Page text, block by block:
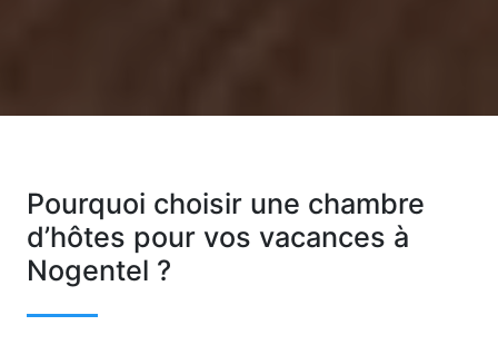
Pourquoi choisir une chambre
d’hôtes pour vos vacances à
Nogentel ?